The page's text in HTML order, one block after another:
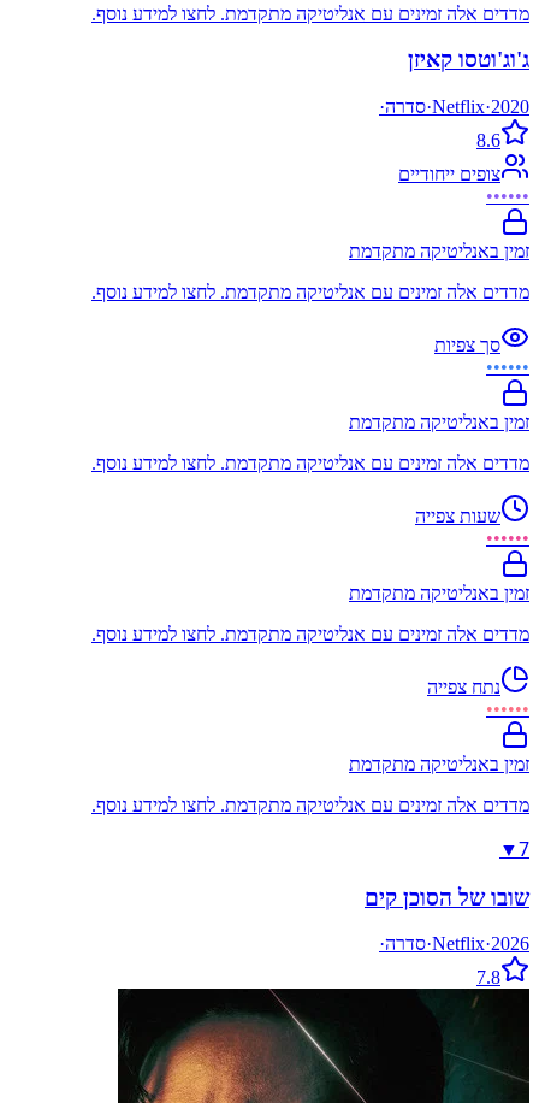
מדדים אלה זמינים עם אנליטיקה מתקדמת. לחצו למידע נוסף.
ג'וג'וטסו קאיזן
2020
·
Netflix
·סדרה·
8.6
צופים ייחודיים
••••••
זמין באנליטיקה מתקדמת
מדדים אלה זמינים עם אנליטיקה מתקדמת. לחצו למידע נוסף.
סך צפיות
••••••
זמין באנליטיקה מתקדמת
מדדים אלה זמינים עם אנליטיקה מתקדמת. לחצו למידע נוסף.
שעות צפייה
••••••
זמין באנליטיקה מתקדמת
מדדים אלה זמינים עם אנליטיקה מתקדמת. לחצו למידע נוסף.
נתח צפייה
••••••
זמין באנליטיקה מתקדמת
מדדים אלה זמינים עם אנליטיקה מתקדמת. לחצו למידע נוסף.
7
▼
שובו של הסוכן קים
2026
·
Netflix
·סדרה·
7.8